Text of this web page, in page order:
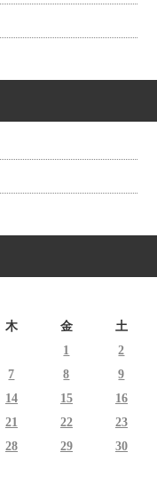
木 金
土
1
2
7 8
9
14 15
16
21 22
23
28 29
30